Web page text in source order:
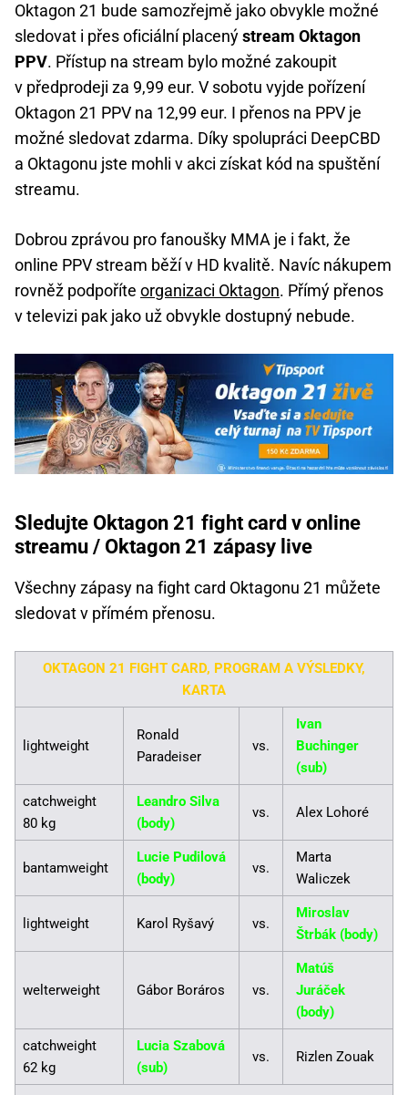
Oktagon 21 bude samozřejmě jako obvykle možné
sledovat i přes oficiální placenýstream Oktagon
PPV. Přístup na stream bylo možné zakoupit
v předprodeji za 9,99 eur. V sobotu vyjde pořízení
Oktagon 21 PPV na 12,99 eur. I přenos na PPV je
možné sledovat zdarma. Díky spolupráci DeepCBD
a Oktagonu jste mohli v akci získat kód na spuštění
streamu.
Dobrou zprávou pro fanoušky MMA je i fakt, že
online PPV stream běží v HD kvalitě. Navíc nákupem
rovněž podpoříte organizaci Oktagon. Přímý přenos
v televizi pak jako už obvykle dostupný nebude.
Sledujte Oktagon 21 fight card v online
streamu / Oktagon 21 zápasy live
Všechny zápasy na fight card Oktagonu 21 můžete
sledovat v přímém přenosu.
OKTAGON 21 FIGHT CARD, PROGRAM A VÝSLEDKY,
KARTA
lightweight
Ronald
Paradeiser
vs.
Ivan
Buchinger
(sub)
catchweight
80 kg
Leandro Silva
(body)
vs. Alex Lohoré
bantamweight
Lucie Pudilová
(body)
vs.
Marta
Waliczek
lightweight Karol Ryšavý vs.
Miroslav
Štrbák (body)
welterweight Gábor Boráros vs.
Matúš
Juráček
(body)
catchweight
62 kg
Lucia Szabová
(sub)
vs. Rizlen Zouak